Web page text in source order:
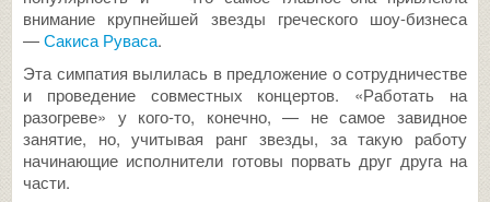
внимание крупнейшей звезды греческого шоу-бизнеса
—Сакиса Руваса.
Эта симпатия вылилась в предложение о сотрудничестве
и проведение совместных концертов. «Работать на
разогреве» у кого-то, конечно, — не самое завидное
занятие, но, учитывая ранг звезды, за такую работу
начинающие исполнители готовы порвать друг друга на
части.